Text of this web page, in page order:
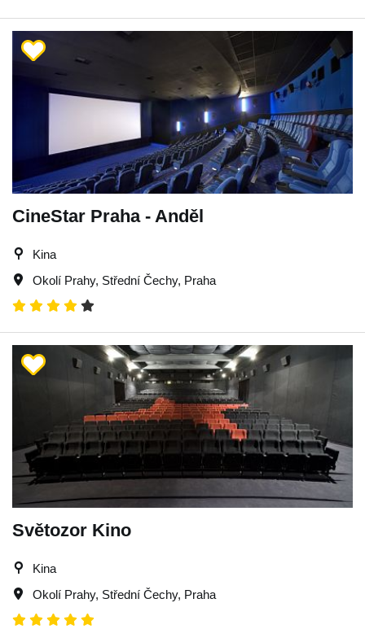
CineStar Praha - Anděl
Kina
Okolí Prahy, Střední Čechy, Praha
Světozor Kino
Kina
Okolí Prahy, Střední Čechy, Praha